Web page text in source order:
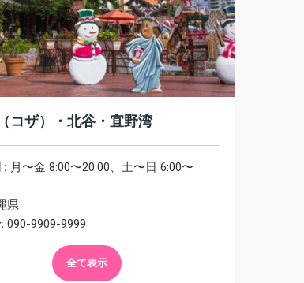
コザ）・北谷・宜野湾
: 月〜金 8:00〜20:00、土〜日 6:00〜
県
090-9909-9999
全て表示